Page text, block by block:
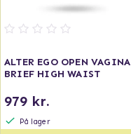
ALTER EGO OPEN VAGINA
BRIEF HIGH WAIST
979 kr.
På lager